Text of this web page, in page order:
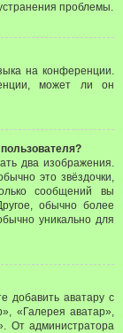
проблемы.
на конференции.
может ли он
два изображения.
это звёздочки,
сообщений вы
обычно более
уникально для
добавить аватару с
«Галерея аватар»,
От администратора